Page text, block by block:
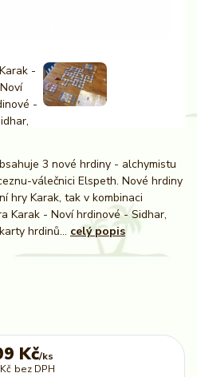
3 nové hrdiny - alchymistu
válečnici Elspeth. Nové hrdiny
hry Karak, tak v kombinaci
Karak - Noví hrdinové - Sidhar,
hrdinů... celý popis
Kč/ks
bez DPH